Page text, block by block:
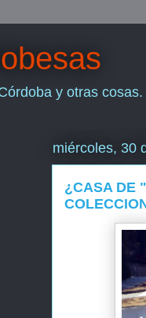
y otras cosas.
miércoles, 30
¿CASA DE